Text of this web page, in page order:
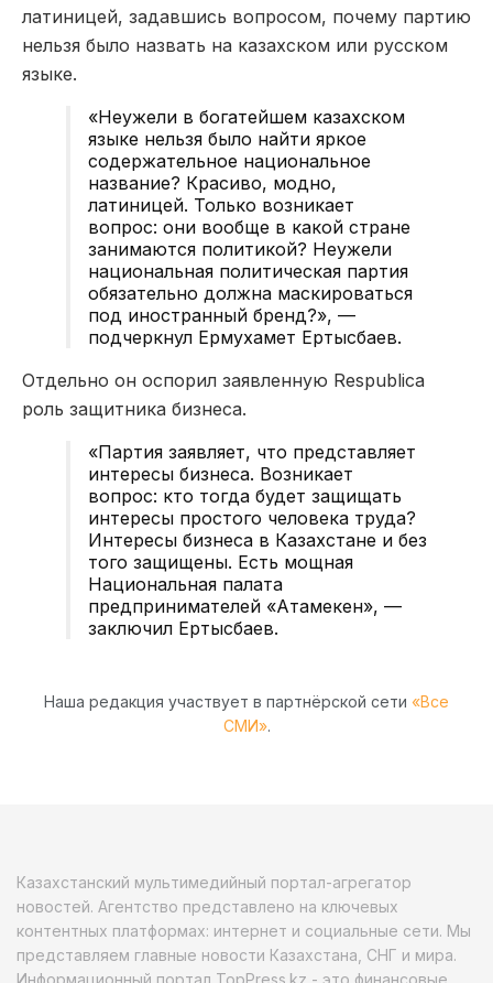
латиницей, задавшись вопросом, почему партию
нельзя было назвать на казахском или русском
языке.
«Неужели в богатейшем казахском
языке нельзя было найти яркое
содержательное национальное
название? Красиво, модно,
латиницей. Только возникает
вопрос: они вообще в какой стране
занимаются политикой? Неужели
национальная политическая партия
обязательно должна маскироваться
под иностранный бренд?», —
подчеркнул Ермухамет Ертысбаев.
Отдельно он оспорил заявленную Respublica
роль защитника бизнеса.
«Партия заявляет, что представляет
интересы бизнеса. Возникает
вопрос: кто тогда будет защищать
интересы простого человека труда?
Интересы бизнеса в Казахстане и без
того защищены. Есть мощная
Национальная палата
предпринимателей «Атамекен», —
заключил Ертысбаев.
Наша редакция участвует в партнёрской сети «Все
СМИ».
Казахстанский мультимедийный портал-агрегатор
новостей. Агентство представлено на ключевых
контентных платформах: интернет и социальные сети. Мы
представляем главные новости Казахстана, СНГ и мира.
Информационный портал TopPress.kz - это финансовые,